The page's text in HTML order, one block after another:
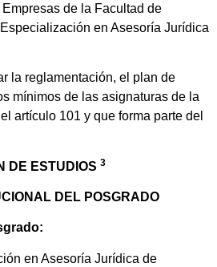
de la Facultad de
en Asesoría Jurídica
la reglamentación, el plan de
mínimos de las asignaturas de la
artículo 101 y que forma parte del
DE ESTUDIOS 3
DEL POSGRADO
en Asesoría Jurídica de